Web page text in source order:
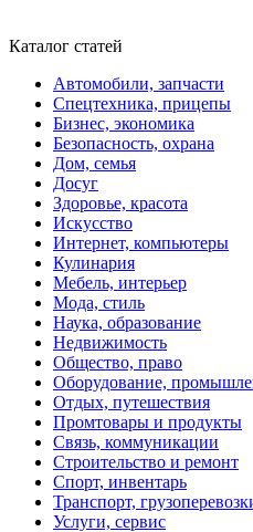
Каталог статей
Автомобили, запчасти
Спецтехника, прицепы
Бизнес, экономика
Безопасность, охрана
Дом, семья
Досуг
Здоровье, красота
Искусство
Интернет, компьютеры
Кулинария
Мебель, интерьер
Мода, стиль
Наука, образование
Недвижимость
Общество, право
Оборудование,
Отдых, путешествия
Промтовары и продукты
Связь, коммуникации
Строительство и ремонт
Спорт, инвентарь
Транспорт,
Услуги, сервис